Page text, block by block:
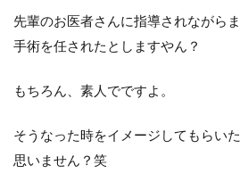
先輩のお医者さんに指導されながら
手術を任されたとしますやん？
もちろん、素人でですよ。
そうなった時をイメージしてもらい
思いません？笑